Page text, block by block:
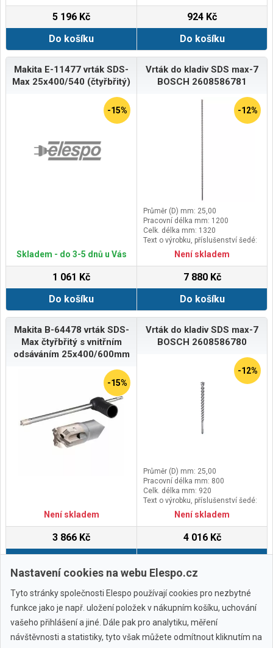
5 196 Kč
Do košíku
924 Kč
Do košíku
Makita E-11477 vrták SDS-
Max 25x400/540 (čtyřbřitý)
-15%
Skladem - do 3-5 dnů u Vás
1 061 Kč
Do košíku
Vrták do kladiv SDS max-7
BOSCH 2608586781
-12%
Průměr (D) mm: 25,00
Pracovní délka mm: 1200
Celk. délka mm: 1320
Text o výrobku, příslušenství šedé:
Balení 1 ksNení skladem
7 880 Kč
Do košíku
Makita B-64478 vrták SDS-
Max čtyřbřitý s vnitřním
odsáváním 25x400/600mm
-15%
Není skladem
3 866 Kč
Vrták do kladiv SDS max-7
BOSCH 2608586780
-12%
Průměr (D) mm: 25,00
Pracovní délka mm: 800
Celk. délka mm: 920
Text o výrobku, příslušenství šedé:
Balení 1 ksNení skladem
4 016 Kč
Nastavení cookies na webu Elespo.cz
Tyto stránky společnosti Elespo používají cookies pro nezbytné
funkce jako je např. uložení položek v nákupním košíku, uchování
vašeho přihlášení a jiné. Dále pak pro analytiku, měření
návštěvnosti a statistiky, tyto však můžete odmítnout kliknutím na